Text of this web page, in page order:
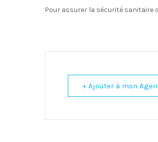
Pour assurer la sécurité sanitaire
+ Ajouter à mon